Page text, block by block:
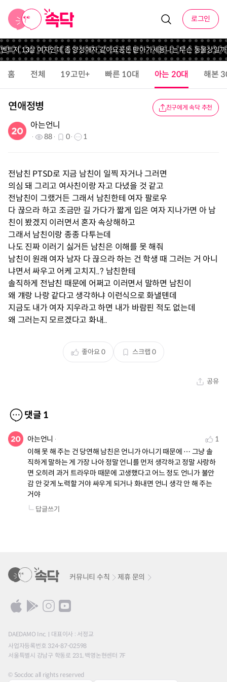
로그인
트저 13살 여자인데 좀 양성애자 같아요꽁돈 받아가세용나는 무슨 동물상일까
홈 전체 19고민+ 빠른 10대 아는 20대 해본
연애정병 친구에게 속닥 추천
아는언니
88 0 1
전남친 PTSD로 지금 남친이 일찍 자거나 그러면
의심 돼 그리고 여사친이랑 자고 다녔을 것 같고
전남친이 그랬거든 그래서 남친한테 여자 팔로우
다 끊으라 하고 조금만 길 가다가 짧게 입은 여자 지나가면 아 남
친이 봤겠지 이러면서 혼자 속상해하고
그래서 남친이랑 종종 다투는데
나도 진짜 이러기 싫거든 남친은 이해를 못 해줘
남친이 원래 여자 남자 다 끊으라 하는 건 학생 때 그러는 거 아니
냐면서 싸우고 어케 고치지..? 남친한테
솔직하게 전남친 때문에 어쩌고 이러면서 말하면 남친이
왜 걔랑 나랑 같다고 생각하냐 이런식으로 화낼텐데
지금도 내가 여자 지우라고 하면 내가 바람핀 적도 없는데
왜 그러는지 모르겠다고 화내..
좋아요0 스크랩 0
공유
댓글 1
아는언니
1
이해 못 해 주는 건 당연해 남친은 언니가 아니기 때문에 ⋯ 그냥 솔
직하게 말하는 게 가장 나아 정말 언니를 먼저 생각하고 정말 사랑하
면 오히려 과거 트라우마 때문에 고생했다고 어느 정도 언니가 불안
감 안 갖게 노력할 거야 싸우게 되거나 화내면 언니 생각 안 해 주는
거야
답글쓰기
커뮤니티 수칙 제휴 문의
DAEDAMO Inc.
대표이사 : 서정교
사업자등록번호 324-87-02598
서울특별시 강남구 학동로 231, 백영논현센터 7F
© Socdoc all rights reserved